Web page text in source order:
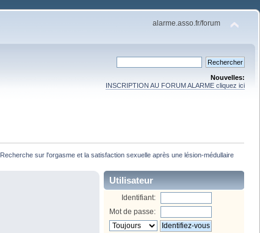
alarme.asso.fr/forum
Nouvelles:
INSCRIPTION AU FORUM ALARME cliquez ici
Recherche sur l'orgasme et la satisfaction sexuelle après une lésion-médullaire
Utilisateur
Identifiant:
Mot de passe: